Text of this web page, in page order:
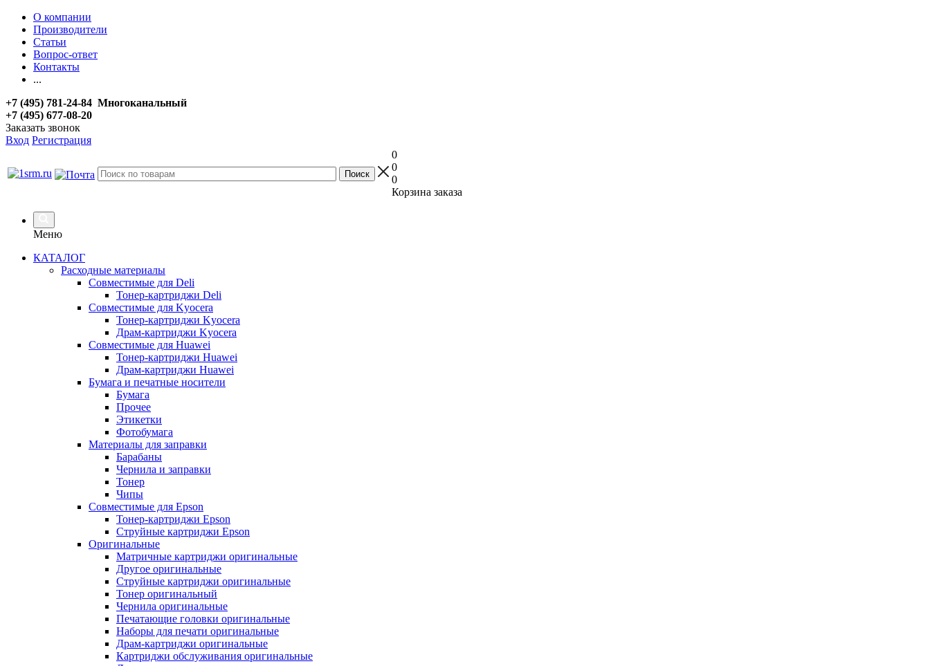
О компании
Производители
Статьи
Вопрос-ответ
Контакты
...
+7 (495) 781-24-84 Многоканальный
+7 (495) 677-08-20
Заказать звонок
Вход Регистрация
0
0
0
Корзина заказа
Меню
КАТАЛОГ
Расходные материалы
Совместимые для Deli
Тонер-картриджи Deli
Совместимые для Kyocera
Тонер-картриджи Kyocera
Драм-картриджи Kyocera
Совместимые для Huawei
Тонер-картриджи Huawei
Драм-картриджи Huawei
Бумага и печатные носители
Бумага
Прочее
Этикетки
Фотобумага
Материалы для заправки
Барабаны
Чернила и заправки
Тонер
Чипы
Совместимые для Epson
Тонер-картриджи Epson
Струйные картриджи Epson
Оригинальные
Матричные картриджи оригинальные
Другое оригинальные
Струйные картриджи оригинальные
Тонер оригинальный
Чернила оригинальные
Печатающие головки оригинальные
Наборы для печати оригинальные
Драм-картриджи оригинальные
Картриджи обслуживания оригинальные